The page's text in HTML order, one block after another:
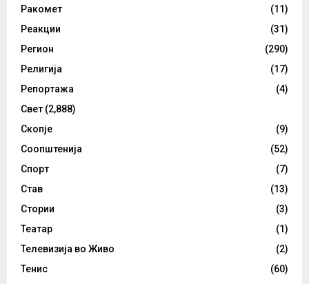
Ракомет
(11)
Реакции
(31)
Регион
(290)
Религија
(17)
Репортажа
(4)
Свет (2,888)
Скопје
(9)
Соопштенија
(52)
Спорт
(7)
Став
(13)
Стории
(3)
Театар
(1)
Телевизија во Живо
(2)
Тенис
(60)